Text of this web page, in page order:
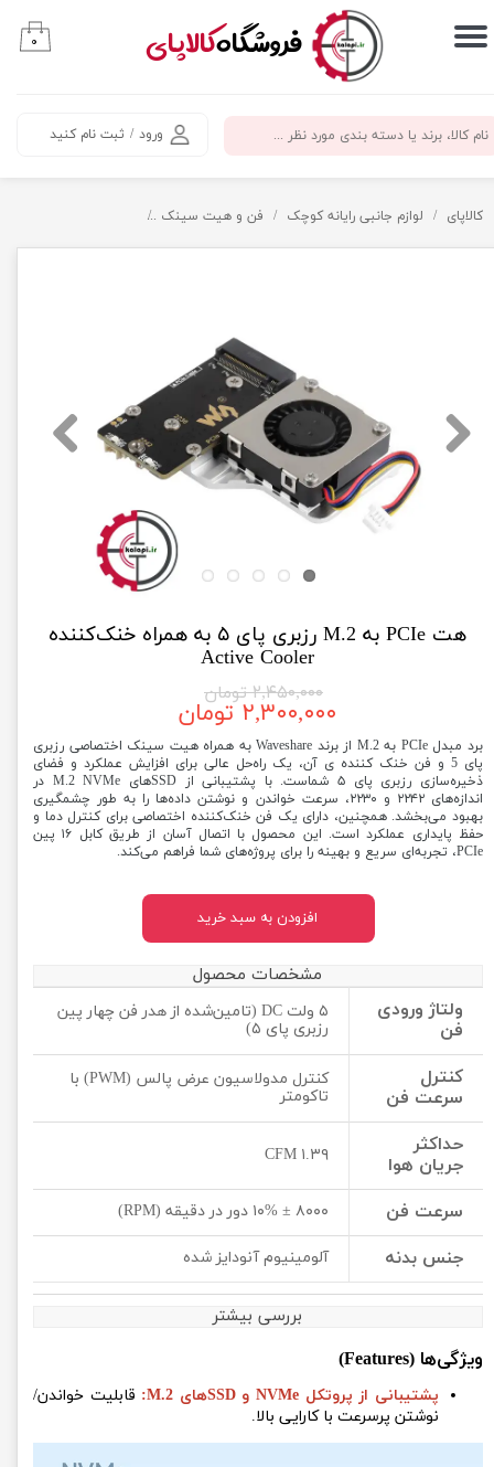
​فروشگاهکالاپای
ورود / ثبت نام کنید
حساب کاربری من
سفارشات
۰
کالاپای لوازم جانبی رایانه کوچک فن و هیت سینک
هت PCIe به M.2 رزبری پای ۵ به همراه خنک‌کننده
Active Cooler
۲,۴۵۰,۰۰۰ تومان
۲,۳۰۰,۰۰۰ تومان
برد مبدل PCIe به M.2 از برند Waveshare به همراه هیت سینک اختصاصی رزبری
پای 5 و فن خنک کننده ی آن، یک راه‌حل عالی برای افزایش عملکرد و فضای
ذخیره‌سازی رزبری پای ۵ شماست. با پشتیبانی از SSDهای M.2 NVMe در
اندازه‌های ۲۲۴۲ و ۲۲۳۰، سرعت خواندن و نوشتن داده‌ها را به طور چشمگیری
بهبود می‌بخشد. همچنین، دارای یک فن خنک‌کننده اختصاصی برای کنترل دما و
حفظ پایداری عملکرد است. این محصول با اتصال آسان از طریق کابل ۱۶ پین
PCIe، تجربه‌ای سریع و بهینه را برای پروژه‌های شما فراهم می‌کند.
افزودن به سبد خرید
مشخصات محصول
ولتاژ ورودی
فن
۵ ولت DC (تامین‌شده از هدر فن چهار پین
رزبری پای ۵)
کنترل
سرعت فن
کنترل مدولاسیون عرض پالس (PWM) با
تاکومتر
حداکثر
جریان هوا
۱.۳۹ CFM
سرعت فن ۸۰۰۰ ± ۱۰% دور در دقیقه (RPM)
جنس بدنه آلومینیوم آنودایز شده
بررسی بیشتر
ویژگی‌ها (Features)
پشتیبانی از پروتکل NVMe و SSDهای M.2:
قابلیت خواندن/
نوشتن پرسرعت با کارایی بالا.